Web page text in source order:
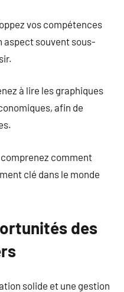
vos compétences
aspect souvent sous-
à lire les graphiques
afin de
comment
clé dans le monde
des
solide et une gestion